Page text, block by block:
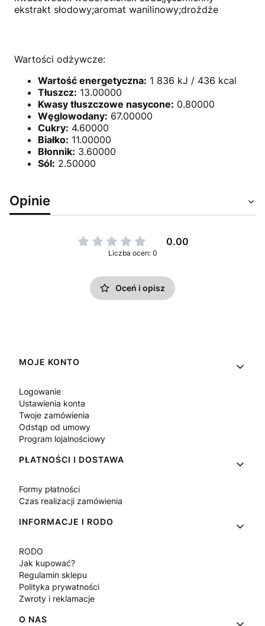
ekstrakt słodowy;aromat wanilinowy;drożdże
Wartości odżywcze:
Wartość energetyczna: 1 836 kJ / 436 kcal
Tłuszcz: 13.00000
Kwasy tłuszczowe nasycone: 0.80000
Węglowodany: 67.00000
Cukry: 4.60000
Białko: 11.00000
Błonnik: 3.60000
Sól: 2.50000
Opinie
0.00
Liczba ocen: 0
Oceń i opisz
Linki w stopce
MOJE KONTO
Logowanie
Ustawienia konta
Twoje zamówienia
Odstąp od umowy
Program lojalnościowy
PŁATNOŚCI I DOSTAWA
Formy płatności
Czas realizacji zamówienia
INFORMACJE I RODO
RODO
Jak kupować?
Regulamin sklepu
Polityka prywatności
Zwroty i reklamacje
O NAS